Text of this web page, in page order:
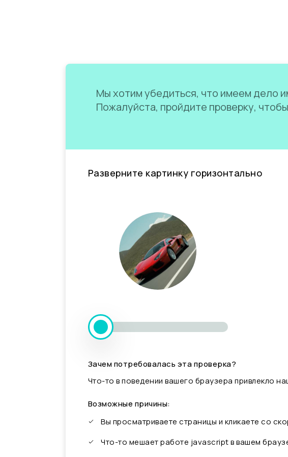
Мы хотим убедиться, что имеем дело
Пожалуйста, пройдите проверку,
Разверните картинку горизонтально
Зачем потребовалась эта проверка?
Что-то в поведении вашего браузера привлекло
Возможные причины:
Вы просматриваете страницы и кликаете со
Что-то мешает работе javascript в вашем